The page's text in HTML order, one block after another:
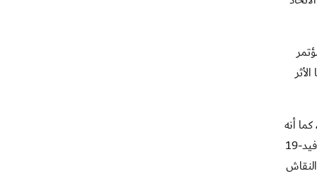
النعيمي إلى أن هذا الاجتماع سوف يضيف الكثير ويساعد على التعامل مع ظروف ما بعد كوفيد-19 ، كما أنه
يؤكد أهمية التكاتف والتعاون بين الاتحادات الوطنية ، حيث تمت مناقشة القرارات والإجراءات التي اتخذها الاتحاد الدولي لما بعد كوفيد-19